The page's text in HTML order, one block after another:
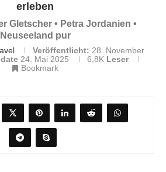
erleben
Gletscher • Petra Jordanien •
Neuseeland pur
Veröffentlicht: 28. November
24. Mai 2025 6,8K Leser
Bookmark